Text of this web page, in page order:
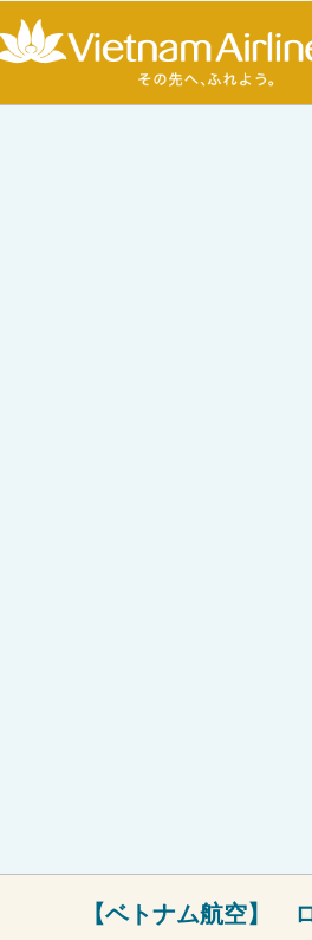
【ベトナム航空】